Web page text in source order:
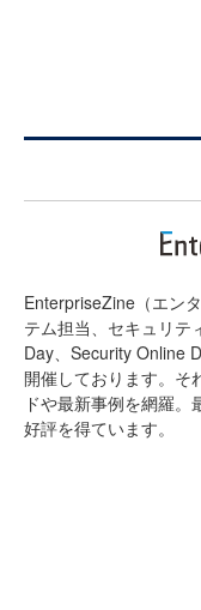
EnterpriseZine（エン
テム担当、セキュリテ
Day、Security Online
開催しております。そ
ドや最新事例を網羅。
好評を得ています。